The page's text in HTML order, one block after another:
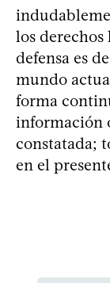
los
defensa es
mundo
forma
información
constatada;
en el